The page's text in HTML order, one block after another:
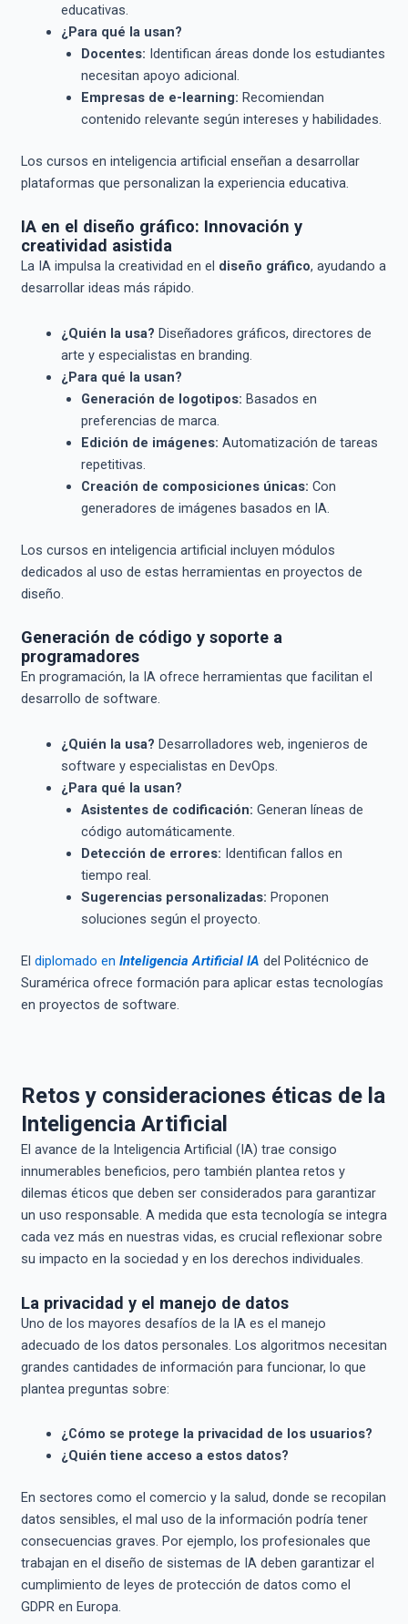
educativas.
¿Para qué la usan?
Docentes: Identifican áreas donde los estudiantes
necesitan apoyo adicional.
Empresas de e-learning: Recomiendan
contenido relevante según intereses y habilidades.
Los cursos en inteligencia artificial enseñan a desarrollar
plataformas que personalizan la experiencia educativa.
IA en el diseño gráfico: Innovación y
creatividad asistida
La IA impulsa la creatividad en el diseño gráfico, ayudando a
desarrollar ideas más rápido.
¿Quién la usa? Diseñadores gráficos, directores de
arte y especialistas en branding.
¿Para qué la usan?
Generación de logotipos: Basados en
preferencias de marca.
Edición de imágenes: Automatización de tareas
repetitivas.
Creación de composiciones únicas: Con
generadores de imágenes basados en IA.
Los cursos en inteligencia artificial incluyen módulos
dedicados al uso de estas herramientas en proyectos de
diseño.
Generación de código y soporte a
programadores
En programación, la IA ofrece herramientas que facilitan el
desarrollo de software.
¿Quién la usa? Desarrolladores web, ingenieros de
software y especialistas en DevOps.
¿Para qué la usan?
Asistentes de codificación: Generan líneas de
código automáticamente.
Detección de errores: Identifican fallos en
tiempo real.
Sugerencias personalizadas: Proponen
soluciones según el proyecto.
El diplomado en Inteligencia Artificial IA del Politécnico de
Suramérica ofrece formación para aplicar estas tecnologías
en proyectos de software.
Retos y consideraciones éticas de la
Inteligencia Artificial
El avance de la Inteligencia Artificial (IA) trae consigo
innumerables beneficios, pero también plantea retos y
dilemas éticos que deben ser considerados para garantizar
un uso responsable. A medida que esta tecnología se integra
cada vez más en nuestras vidas, es crucial reflexionar sobre
su impacto en la sociedad y en los derechos individuales.
La privacidad y el manejo de datos
Uno de los mayores desafíos de la IA es el manejo
adecuado de los datos personales. Los algoritmos necesitan
grandes cantidades de información para funcionar, lo que
plantea preguntas sobre:
¿Cómo se protege la privacidad de los usuarios?
¿Quién tiene acceso a estos datos?
En sectores como el comercio y la salud, donde se recopilan
datos sensibles, el mal uso de la información podría tener
consecuencias graves. Por ejemplo, los profesionales que
trabajan en el diseño de sistemas de IA deben garantizar el
cumplimiento de leyes de protección de datos como el
GDPR en Europa.